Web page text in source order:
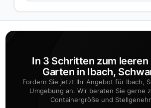
In 3 Schritten zum
Garten in Ibach,
Fordern Sie jetzt Ihr Angebot für Ibach,
Umgebung an. Wir beraten Sie gerne
Containergröße und